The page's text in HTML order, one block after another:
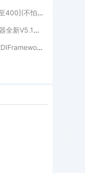
、就怕心不诚！)
版本发布
新发布 100%源码授权